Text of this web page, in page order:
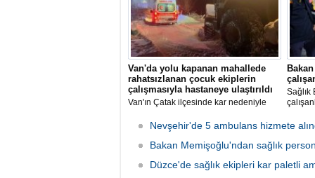
Van'da yolu kapanan mahallede
rahatsızlanan çocuk ekiplerin
çalışmasıyla hastaneye ulaştırıldı
Van'ın Çatak ilçesinde kar nedeniyle
3 yaşındaki çocuk, ekiplerin çalışmaları
sonucu hastaneye ulaştırıldı.
Sağlık
Nevşehir'de 5 ambulans hizmete
Bakan Memişoğlu'ndan sağlık
Düzce'de sağlık ekipleri kar paletli